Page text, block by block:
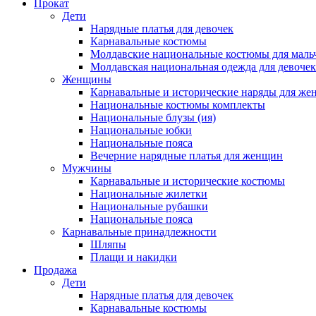
Прокат
Дети
Нарядные платья для девочек
Карнавальные костюмы
Молдавские национальные костюмы для
Молдавская национальная одежда для девочек
Женщины
Карнавальные и исторические наряды для
Национальные костюмы комплекты
Национальные блузы (ия)
Национальные юбки
Национальные пояса
Вечерние нарядные платья для женщин
Мужчины
Карнавальные и исторические костюмы
Национальные жилетки
Национальные рубашки
Национальные пояса
Карнавальные принадлежности
Шляпы
Плащи и накидки
Продажа
Дети
Нарядные платья для девочек
Карнавальные костюмы